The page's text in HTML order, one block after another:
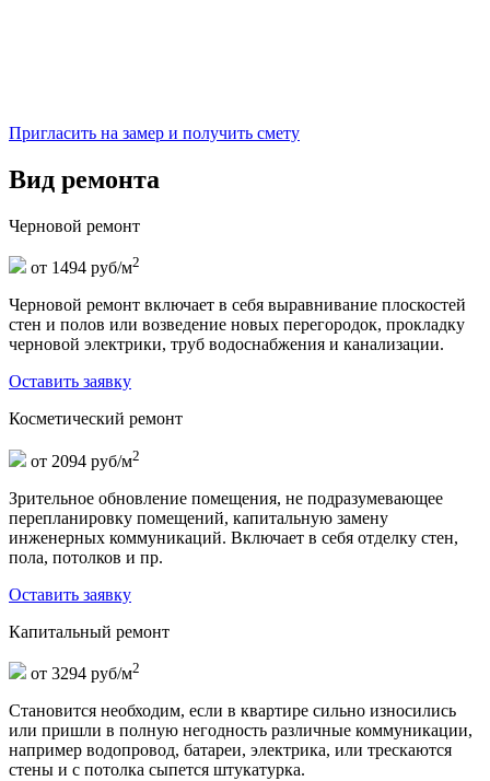
Пригласить на замер и получить смету
Вид ремонта
Черновой ремонт
от 1494 руб/м2
Черновой ремонт включает в себя выравнивание плоскостей
стен и полов или возведение новых перегородок, прокладку
черновой электрики, труб водоснабжения и канализации.
Оставить заявку
Косметический ремонт
от 2094 руб/м2
Зрительное обновление помещения, не подразумевающее
перепланировку помещений, капитальную замену
инженерных коммуникаций. Включает в себя отделку стен,
пола, потолков и пр.
Оставить заявку
Капитальный ремонт
от 3294 руб/м2
Становится необходим, если в квартире сильно износились
или пришли в полную негодность различные коммуникации,
например водопровод, батареи, электрика, или трескаются
стены и с потолка сыпется штукатурка.